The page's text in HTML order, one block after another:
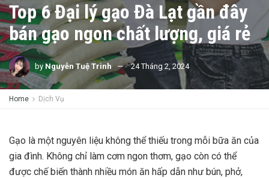
Top 6 Đại lý gạo Đà Lạt gần đây
bán gạo ngon chất lượng, giá rẻ
by Nguyễn Tuệ Trinh 24 Tháng 2, 2024
Home Dịch Vụ
Gạo là một nguyên liệu không thể thiếu trong mỗi bữa ăn của
gia đình. Không chỉ làm cơm ngon thơm, gạo còn có thể
được chế biến thành nhiều món ăn hấp dẫn như bún, phở,